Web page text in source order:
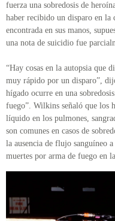
fuerza una sobredosis de
haber recibido un disparo en la
encontrada en sus manos,
una nota de suicidio fue
“Hay cosas en la autopsia que
muy rápido por un disparo”,
hígado ocurre en una
fuego”. Wilkins señaló que los
líquido en los pulmones,
son comunes en casos de
la ausencia de flujo sanguíneo
muertes por arma de fuego en